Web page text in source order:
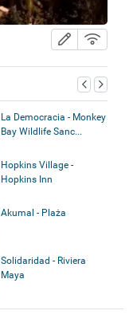
La Democracia - Monkey
Bay Wildlife Sanc...
Hopkins Village -
Hopkins Inn
Akumal - Plaża
Solidaridad - Riviera
Maya